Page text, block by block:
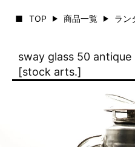
TOP 商品一覧 ラン
sway glass 50
[stock arts.]